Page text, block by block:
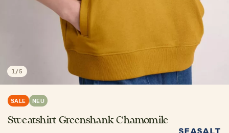
1 /5
SALE NEU
Sweatshirt Greenshank Chamomile